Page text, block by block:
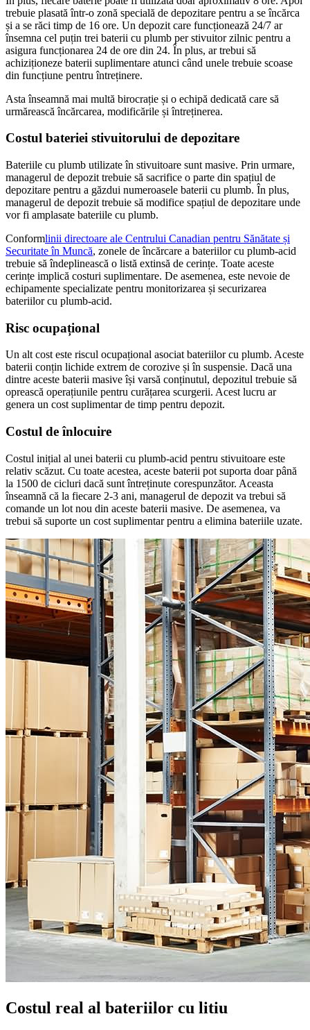
trebuie plasată într-o zonă specială de depozitare pentru a se încărca
și a se răci timp de 16 ore. Un depozit care funcționează 24/7 ar
însemna cel puțin trei baterii cu plumb per stivuitor zilnic pentru a
asigura funcționarea 24 de ore din 24. În plus, ar trebui să
achiziționeze baterii suplimentare atunci când unele trebuie scoase
din funcțiune pentru întreținere.
Asta înseamnă mai multă birocrație și o echipă dedicată care să
urmărească încărcarea, modificările și întreținerea.
Costul bateriei stivuitorului de depozitare
Bateriile cu plumb utilizate în stivuitoare sunt masive. Prin urmare,
managerul de depozit trebuie să sacrifice o parte din spațiul de
depozitare pentru a găzdui numeroasele baterii cu plumb. În plus,
managerul de depozit trebuie să modifice spațiul de depozitare unde
vor fi amplasate bateriile cu plumb.
Conformlinii directoare ale Centrului Canadian pentru Sănătate și
Securitate în Muncă, zonele de încărcare a bateriilor cu plumb-acid
trebuie să îndeplinească o listă extinsă de cerințe. Toate aceste
cerințe implică costuri suplimentare. De asemenea, este nevoie de
echipamente specializate pentru monitorizarea și securizarea
bateriilor cu plumb-acid.
Risc ocupațional
Un alt cost este riscul ocupațional asociat bateriilor cu plumb. Aceste
baterii conțin lichide extrem de corozive și în suspensie. Dacă una
dintre aceste baterii masive își varsă conținutul, depozitul trebuie să
oprească operațiunile pentru curățarea scurgerii. Acest lucru ar
genera un cost suplimentar de timp pentru depozit.
Costul de înlocuire
Costul inițial al unei baterii cu plumb-acid pentru stivuitoare este
relativ scăzut. Cu toate acestea, aceste baterii pot suporta doar până
la 1500 de cicluri dacă sunt întreținute corespunzător. Aceasta
înseamnă că la fiecare 2-3 ani, managerul de depozit va trebui să
comande un lot nou din aceste baterii masive. De asemenea, va
trebui să suporte un cost suplimentar pentru a elimina bateriile uzate.
Costul real al bateriilor cu litiu